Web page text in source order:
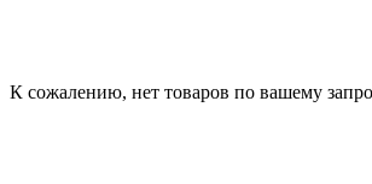
К сожалению, нет товаров по вашему